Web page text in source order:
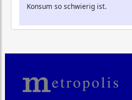
Konsum so schwierig ist.